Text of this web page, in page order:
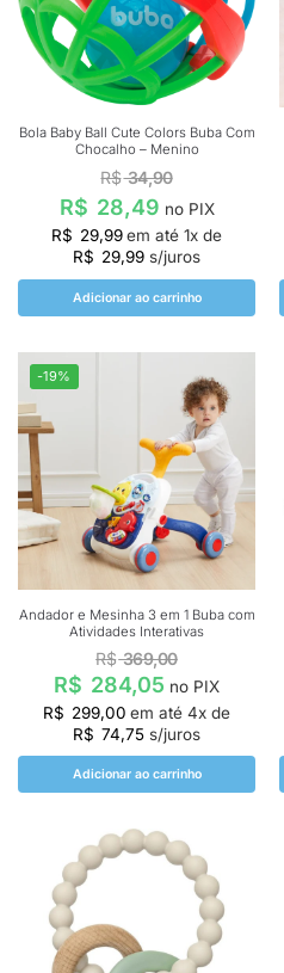
Bola Baby Ball Cute Colors Buba Com
Chocalho – Menino
R$34,90
R$ 28,49 no PIX
R$ 29,99em até 1x de
R$ 29,99 s/juros
Adicionar ao carrinho
-19%
Andador e Mesinha 3 em 1 Buba com
Atividades Interativas
R$369,00
R$ 284,05 no PIX
R$ 299,00 em até 4x de
R$ 74,75 s/juros
Adicionar ao carrinho